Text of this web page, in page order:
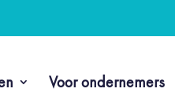
Voor ondernemers